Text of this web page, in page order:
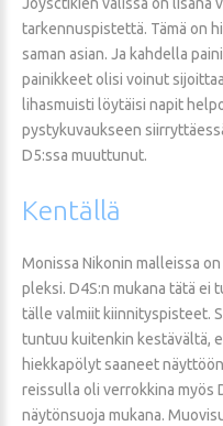
Joysctikien välissä on lisänä
tarkennuspistettä. Tämä on
saman asian. Ja kahdella
painikkeet olisi voinut
lihasmuisti löytäisi napit
pystykuvaukseen
D5:ssa muuttunut.
Kentällä
Monissa Nikonin malleissa
pleksi. D4S:n mukana tätä ei
tälle valmiit kiinnityspisteet.
tuntuu kuitenkin kestävältä,
hiekkapölyt saaneet
reissulla oli verrokkina myös
näytönsuoja mukana.